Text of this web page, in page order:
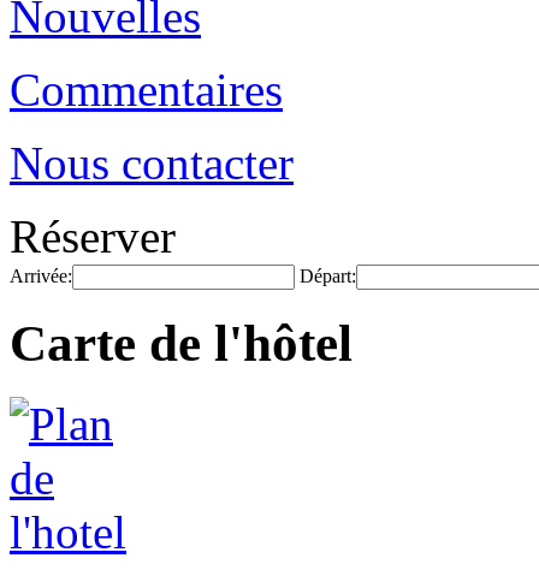
Nouvelles
Commentaires
Nous contacter
Réserver
Arrivée: Départ:
Carte de l'hôtel